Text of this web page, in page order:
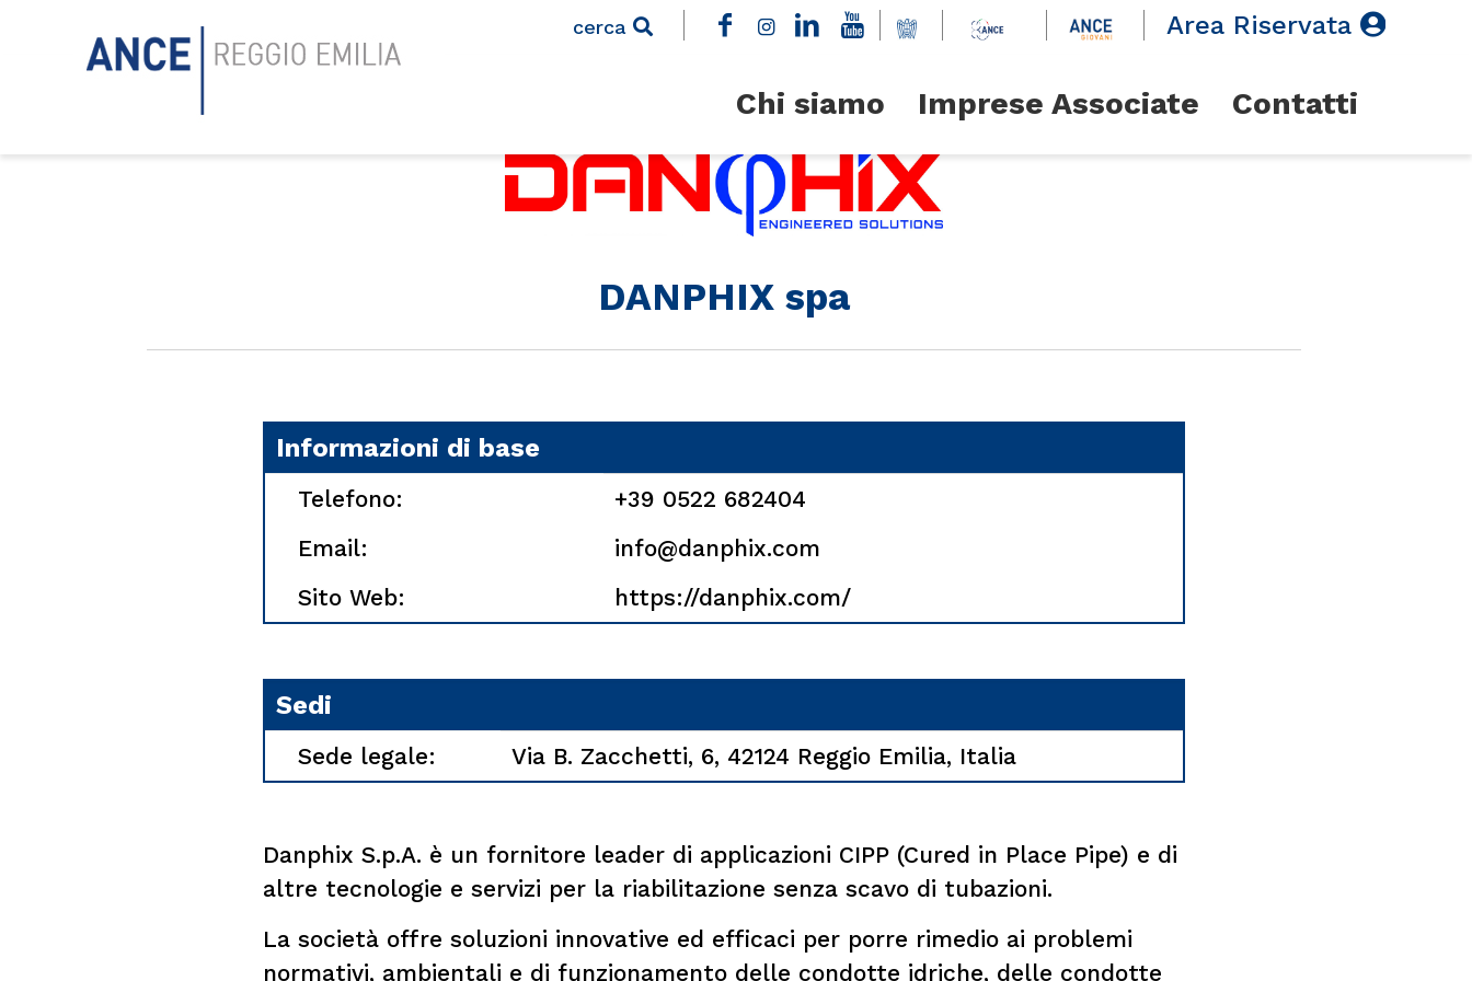
cerca Area Riservata
Chi siamo Imprese Associate Contatti
DANPHIX spa
Informazioni di base
Telefono:
+39 0522 682404
Email:
info@danphix.com
Sito Web:
https://danphix.com/
Sedi
Sede legale: Via B. Zacchetti, 6, 42124 Reggio Emilia, Italia
Danphix S.p.A. è un fornitore leader di applicazioni CIPP (Cured in Place Pipe) e di
altre tecnologie e servizi per la riabilitazione senza scavo di tubazioni.
La società offre soluzioni innovative ed efficaci per porre rimedio ai problemi
normativi, ambientali e di funzionamento delle condotte idriche, delle condotte